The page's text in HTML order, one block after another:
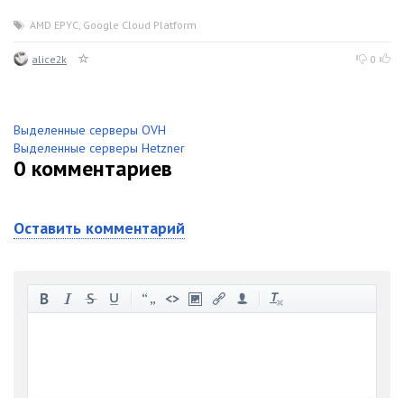
AMD EPYC, Google Cloud Platform
alice2k 0
Выделенные серверы OVH
Выделенные серверы Hetzner
0 комментариев
Оставить комментарий